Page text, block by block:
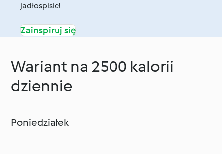
jadłospisie!
Zainspiruj się
Wariant na 2500 kalorii
dziennie
Poniedziałek